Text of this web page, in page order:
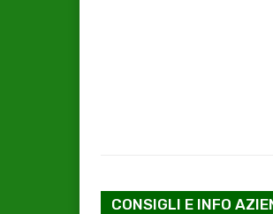
CONSIGLI E INFO